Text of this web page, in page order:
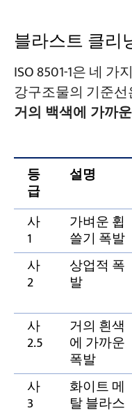
블라스트 클리
ISO 8501-1은 네
강구조물의 기준
거의 백색에 가까
등
급
설명
사
1
가벼운 휩
쓸기 폭발
사
2
상업적 폭
발
사
2.5
거의 흰색
에 가까운
폭발
사
3
화이트 메
탈 블라스